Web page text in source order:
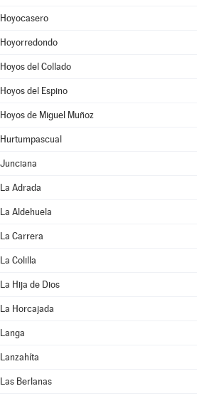
Hoyocasero
Hoyorredondo
Hoyos del Collado
Hoyos del Espino
Hoyos de Miguel Muñoz
Hurtumpascual
Junciana
La Adrada
La Aldehuela
La Carrera
La Colilla
La Hija de Dios
La Horcajada
Langa
Lanzahíta
Las Berlanas